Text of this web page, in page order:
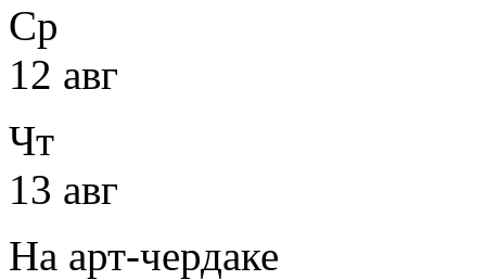
Ср
12 авг
Чт
13 авг
На арт-чердаке